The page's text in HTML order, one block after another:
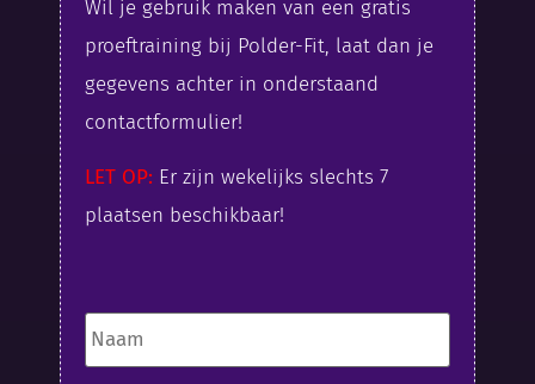
Wil je gebruik maken van een gratis
proeftraining bij Polder-Fit, laat dan je
gegevens achter in onderstaand
contactformulier!​
LET OP: Er zijn wekelijks slechts 7
plaatsen beschikbaar!
Naam *